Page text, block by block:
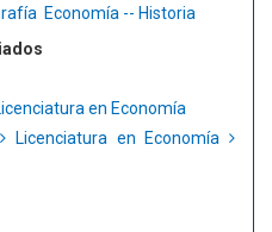
Economía -- Historia
en Economía
Licenciatura en Economía